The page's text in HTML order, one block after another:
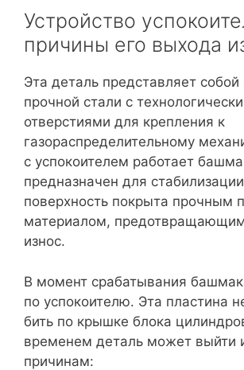
Устройство
причины его выхода
Эта деталь представляет собой
прочной стали с
отверстиями для крепления к
газораспределительному
с успокоителем работает
предназначен для
поверхность покрыта прочным
материалом,
износ.
В момент срабатывания
по успокоителю. Эта пластина
бить по крышке блока
временем деталь может выйти
причинам: